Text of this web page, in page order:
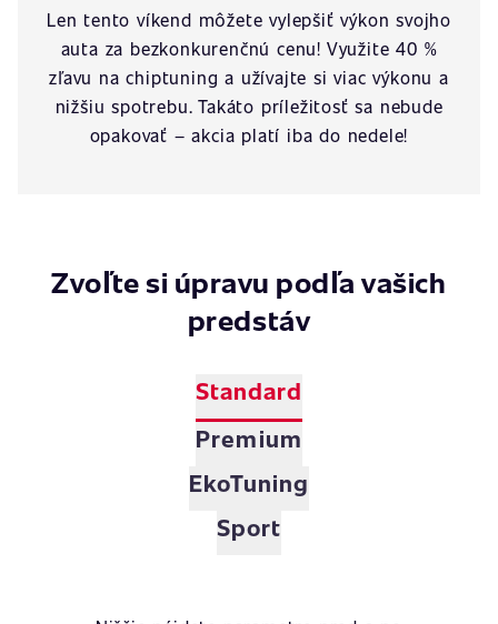
Len tento víkend môžete vylepšiť výkon svojho
auta za bezkonkurenčnú cenu! Využite 40 %
zľavu na chiptuning a užívajte si viac výkonu a
nižšiu spotrebu. Takáto príležitosť sa nebude
opakovať – akcia platí iba do nedele!
Zvoľte si úpravu podľa vašich
predstáv
Standard
Premium
EkoTuning
Sport